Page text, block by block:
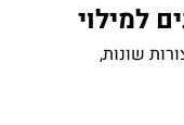
למילוי
שונות,